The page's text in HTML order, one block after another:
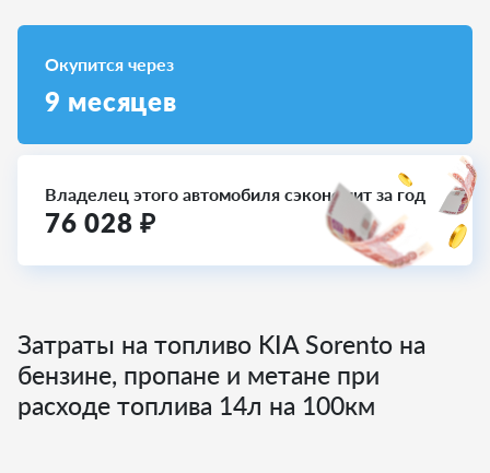
Окупится через
9 месяцев
Владелец этого автомобиля сэкономит за год
76 028 ₽
Затраты на топливо KIA Sorento на
бензине, пропане и метане при
расходе топлива 14л на 100км